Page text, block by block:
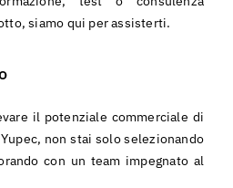
siamo qui per assisterti.
il potenziale commerciale di
non stai solo selezionando
con un team impegnato al